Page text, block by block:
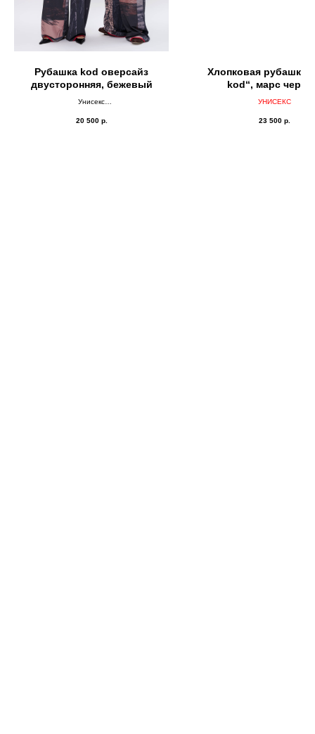
Рубашка kоd оверсайз
двусторонняя, бежевый
Унисекс
20 500 р.
Хлопковая рубашка
kоd“, марс
УНИСЕКС
23 500 р.